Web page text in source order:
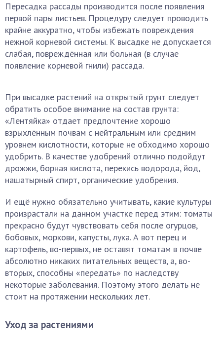
Пересадка рассады производится после появления
первой пары листьев. Процедуру следует проводить
крайне аккуратно, чтобы избежать повреждения
нежной корневой системы. К высадке не допускается
слабая, повреждённая или больная (в случае
появление корневой гнили) рассада.
При высадке растений на открытый грунт следует
обратить особое внимание на состав грунта:
«Лентяйка» отдает предпочтение хорошо
взрыхлённым почвам с нейтральным или средним
уровнем кислотности, которые не обходимо хорошо
удобрить. В качестве удобрений отлично подойдут
дрожжи, борная кислота, перекись водорода, йод,
нашатырный спирт, органические удобрения.
И ещё нужно обязательно учитывать, какие культуры
произрастали на данном участке перед этим: томаты
прекрасно будут чувствовать себя после огурцов,
бобовых, моркови, капусты, лука. А вот перец и
картофель, во-первых, не оставят томатам в почве
абсолютно никаких питательных веществ, а, во-
вторых, способны «передать» по наследству
некоторые заболевания. Поэтому этого делать не
стоит на протяжении нескольких лет.
Уход за растениями